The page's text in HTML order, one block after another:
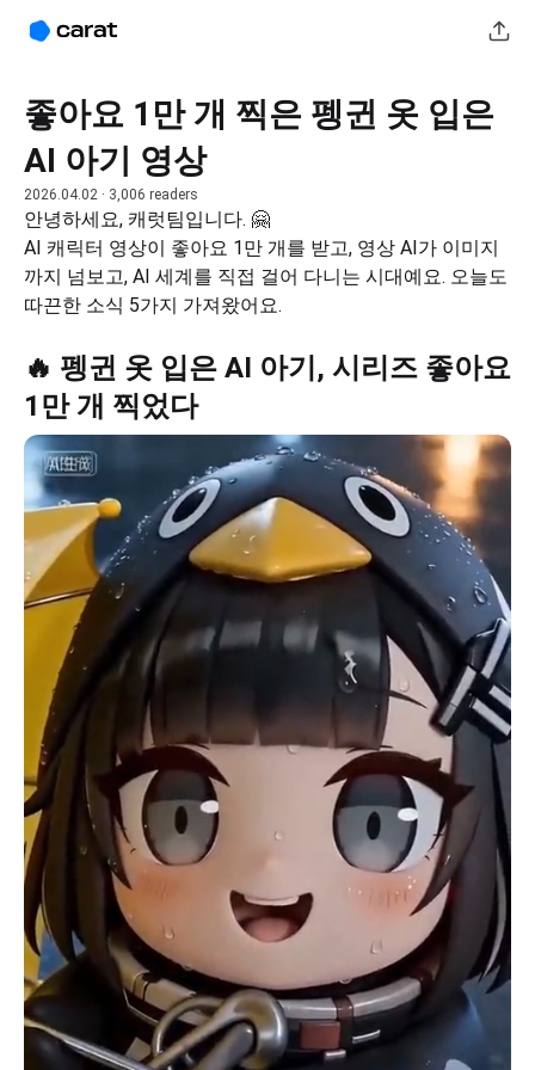
좋아요 1만 개 찍은 펭귄 옷 입은
AI 아기 영상
2026.04.02 · 3,006 readers
안녕하세요, 캐럿팀입니다. 🤗
AI 캐릭터 영상이 좋아요 1만 개를 받고, 영상 AI가 이미지
까지 넘보고, AI 세계를 직접 걸어 다니는 시대예요. 오늘도
따끈한 소식 5가지 가져왔어요.
🔥 펭귄 옷 입은 AI 아기, 시리즈 좋아요
1만 개 찍었다